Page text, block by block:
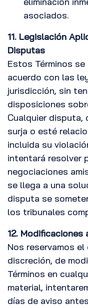
asociados.
11. Legislación
Disputas
Estos Términos
acuerdo con las
jurisdicción, sin
disposiciones
Cualquier disputa,
surja o esté
incluida su
intentará resolver
negociaciones
se llega a una
disputa se
los tribunales
12. Modificaciones
Nos reservamos
discreción, de
Términos en
material,
días de aviso